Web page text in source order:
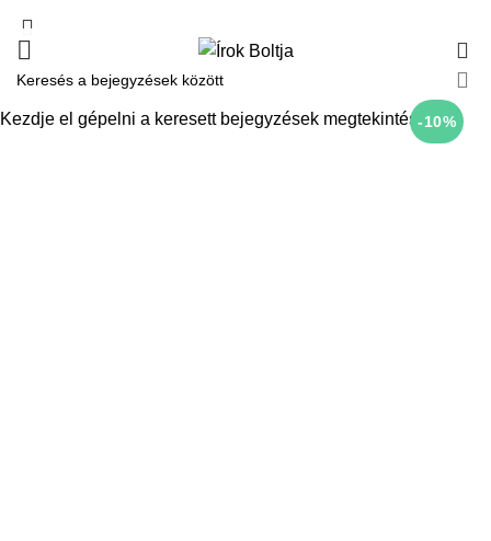
-10%
Kezdje el gépelni a keresett bejegyzések megtekintéséhez.